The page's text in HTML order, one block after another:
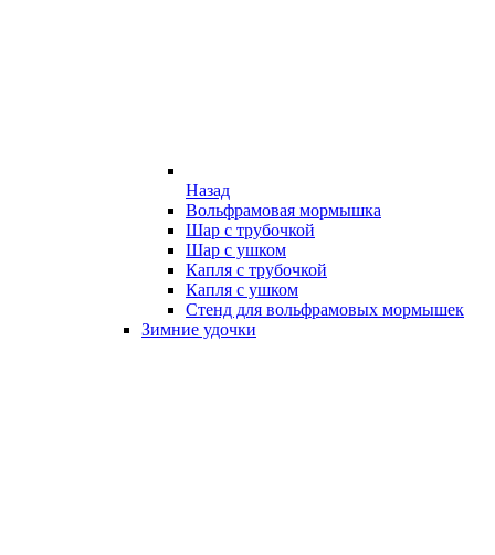
Назад
Вольфрамовая мормышка
Шар с трубочкой
Шар с ушком
Капля с трубочкой
Капля с ушком
Стенд для вольфрамовых мормышек
Зимние удочки